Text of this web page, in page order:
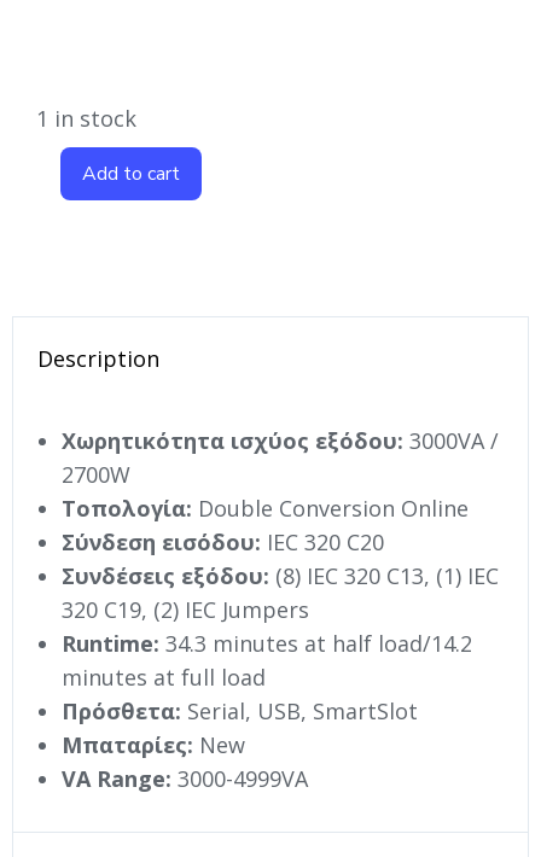
1 in stock
Add to cart
Description
Χωρητικότητα ισχύος εξόδου: 3000VA /
2700W
Τοπολογία: Double Conversion Online
Σύνδεση εισόδου: IEC 320 C20
Συνδέσεις εξόδου: (8) IEC 320 C13, (1) IEC
320 C19, (2) IEC Jumpers
Runtime: 34.3 minutes at half load/14.2
minutes at full load
Πρόσθετα: Serial, USB, SmartSlot
Μπαταρίες: New
VA Range: 3000-4999VA